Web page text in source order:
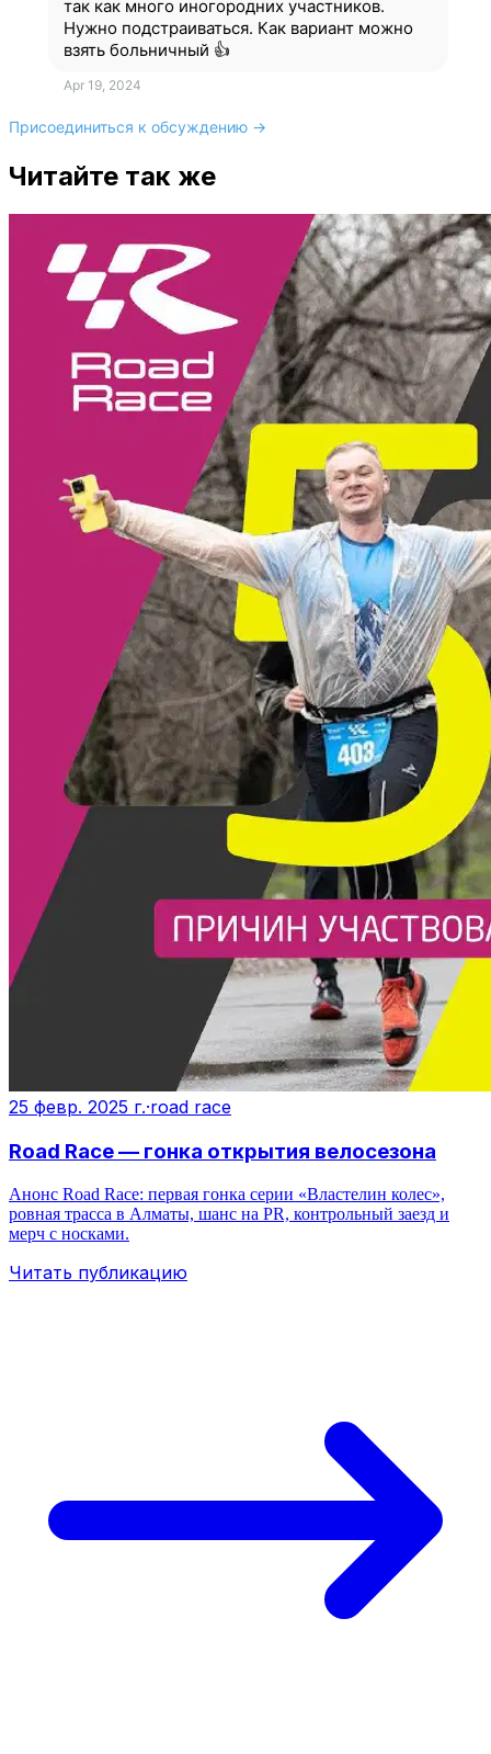
так как много иногородних участников.
Нужно подстраиваться. Как вариант можно
взять больничный 👍
Apr 19, 2024
Присоединиться к обсуждению →
Читайте так же
25 февр. 2025 г.·road race
Road Race — гонка открытия велосезона
Анонс Road Race: первая гонка серии «Властелин колес»,
ровная трасса в Алматы, шанс на PR, контрольный заезд и
мерч с носками.
Читать публикацию